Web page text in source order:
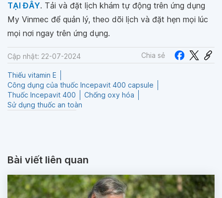
TẠI ĐÂY. Tải và đặt lịch khám tự động trên ứng dụng
My Vinmec để quản lý, theo dõi lịch và đặt hẹn mọi lúc
mọi nơi ngay trên ứng dụng.
Cập nhật: 22-07-2024 Chia sẻ
Thiếu vitamin E
Công dụng của thuốc Incepavit 400 capsule
Thuốc Incepavit 400
Chống oxy hóa
Sử dụng thuốc an toàn
Bài viết liên quan